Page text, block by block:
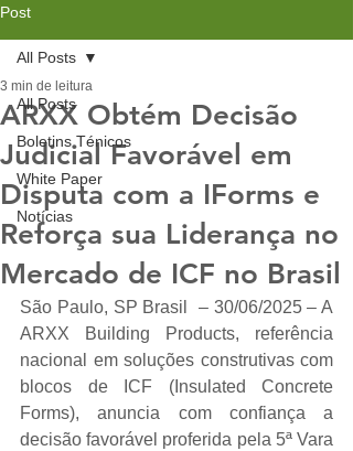
Post
All Posts
Boletins Ténicos
White Paper
Notícias
All Posts
ARXX Obtém Decisão
Judicial Favorável em
Disputa com a IForms e
Reforça sua Liderança no
Mercado de ICF no Brasil
3 min de leitura
São Paulo, SP Brasil  – 30/06/2025 – A
ARXX Building Products, referência
nacional em soluções construtivas com
blocos de ICF (Insulated Concrete
Forms), anuncia com confiança a
decisão favorável proferida pela 5ª Vara